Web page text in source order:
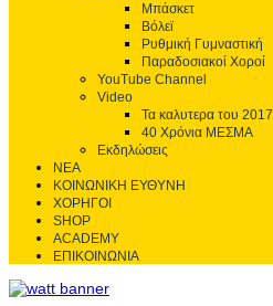
Μπάσκετ
Βόλεϊ
Ρυθμική Γυμναστική
Παραδοσιακοί Χοροί
YouTube Channel
Video
Τα καλυτερα του 2017
40 Χρόνια ΜΕΣΜΑ
Εκδηλώσεις
ΝΕΑ
ΚΟΙΝΩΝΙΚΗ ΕΥΘΥΝΗ
ΧΟΡΗΓΟΙ
SHOP
ACADEMY
ΕΠΙΚΟΙΝΩΝΙΑ